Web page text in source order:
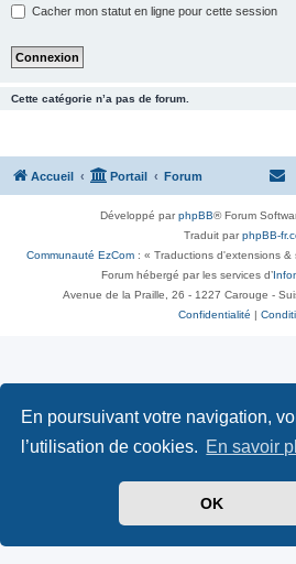
En poursuivant votre navigation,
l’utilisation de cookies. En savoir
OK
Cacher mon statut en ligne pour cette session
Cette catégorie n’a pas de forum.
Accueil Portail Forum
Développé parphpBB® Forum
Traduit parphpBB-
Communauté EzCom : « Traductions d'extensions
Forum hébergé par les services d’
Avenue de la Praille, 26 - 1227 Carouge -
Confidentialité